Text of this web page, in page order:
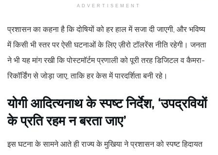
ADVERTISEMENT
प्रशासन का कहना है कि दोषियों को हर हाल में सजा दी जाएगी, और भविष्य
में किसी भी स्तर पर ऐसी घटनाओं के लिए ज़ीरो टॉलरेंस नीति रहेगी। जनता
ने भी यह मांग रखी कि पोस्टमॉर्टम प्रणाली को पूरी तरह डिजिटल व कैमरा-
रिकॉर्डिंग से जोड़ा जाए, ताकि हर केस में पारदर्शिता बनी रहे।
योगी आदित्यनाथ के स्पष्ट निर्देश, ‘उपद्रवियों
के प्रति रहम न बरता जाए’
इस घटना के सामने आते ही राज्य के मुखिया ने प्रशासन को स्पष्ट हिदायत